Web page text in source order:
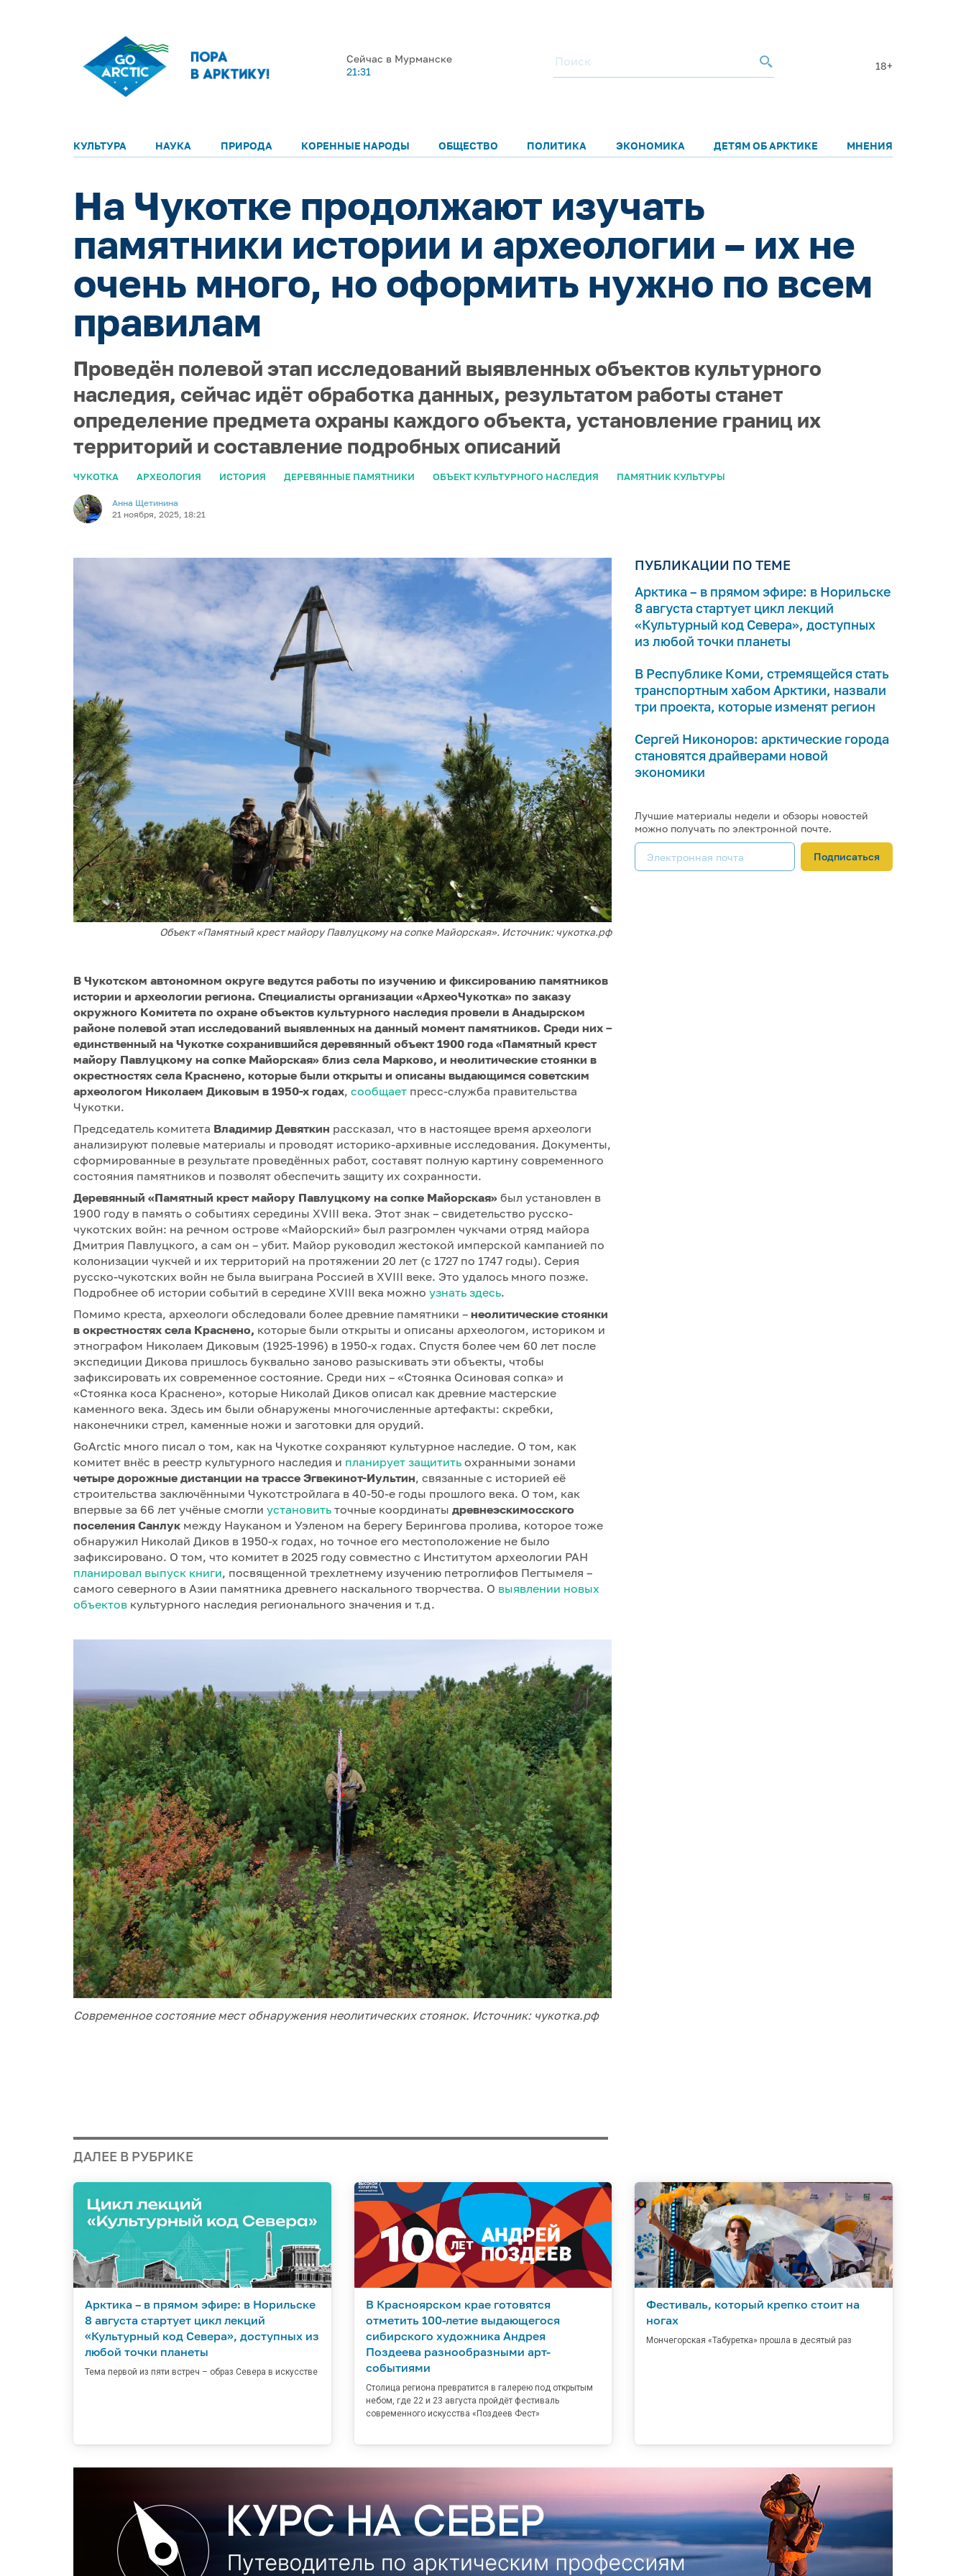
Сейчас в Мурманске
21:31
18+
КУЛЬТУРА НАУКА ПРИРОДА КОРЕННЫЕ НАРОДЫ ОБЩЕСТВО ПОЛИТИКА ЭКОНОМИКА ДЕТЯМ ОБ АРКТИКЕ МНЕНИЯ
На Чукотке продолжают изучать
памятники истории и археологии – их не
очень много, но оформить нужно по всем
правилам
Проведён полевой этап исследований выявленных объектов культурного
наследия, сейчас идёт обработка данных, результатом работы станет
определение предмета охраны каждого объекта, установление границ их
территорий и составление подробных описаний
ЧУКОТКА АРХЕОЛОГИЯ ИСТОРИЯ ДЕРЕВЯННЫЕ ПАМЯТНИКИ ОБЪЕКТ КУЛЬТУРНОГО НАСЛЕДИЯ ПАМЯТНИК КУЛЬТУРЫ
Анна Щетинина
21 ноября, 2025, 18:21
Объект «Памятный крест майору Павлуцкому на сопке Майорская». Источник: чукотка.рф
В Чукотском автономном округе ведутся работы по изучению и фиксированию памятников
истории и археологии региона. Специалисты организации «АрхеоЧукотка» по заказу
окружного Комитета по охране объектов культурного наследия провели в Анадырском
районе полевой этап исследований выявленных на данный момент памятников. Среди них –
единственный на Чукотке сохранившийся деревянный объект 1900 года «Памятный крест
майору Павлуцкому на сопке Майорская» близ села Марково, и неолитические стоянки в
окрестностях села Краснено, которые были открыты и описаны выдающимся советским
археологом Николаем Диковым в 1950-х годах, сообщает пресс-служба правительства
Чукотки.
Председатель комитета Владимир Девяткин рассказал, что в настоящее время археологи
анализируют полевые материалы и проводят историко-архивные исследования. Документы,
сформированные в результате проведённых работ, составят полную картину современного
состояния памятников и позволят обеспечить защиту их сохранности.
Деревянный «Памятный крест майору Павлуцкому на сопке Майорская» был установлен в
1900 году в память о событиях середины XVIII века. Этот знак – свидетельство русско-
чукотских войн: на речном острове «Майорский» был разгромлен чукчами отряд майора
Дмитрия Павлуцкого, а сам он – убит. Майор руководил жестокой имперской кампанией по
колонизации чукчей и их территорий на протяжении 20 лет (с 1727 по 1747 годы). Серия
русско-чукотских войн не была выиграна Россией в XVIII веке. Это удалось много позже.
Подробнее об истории событий в середине XVIII века можно узнать здесь.
Помимо креста, археологи обследовали более древние памятники – неолитические стоянки
в окрестностях села Краснено, которые были открыты и описаны археологом, историком и
этнографом Николаем Диковым (1925-1996) в 1950-х годах. Спустя более чем 60 лет после
экспедиции Дикова пришлось буквально заново разыскивать эти объекты, чтобы
зафиксировать их современное состояние. Среди них – «Стоянка Осиновая сопка» и
«Стоянка коса Краснено», которые Николай Диков описал как древние мастерские
каменного века. Здесь им были обнаружены многочисленные артефакты: скребки,
наконечники стрел, каменные ножи и заготовки для орудий.
GoArctic много писал о том, как на Чукотке сохраняют культурное наследие. О том, как
комитет внёс в реестр культурного наследия и планирует защитить охранными зонами
четыре дорожные дистанции на трассе Эгвекинот-Иультин, связанные с историей её
строительства заключёнными Чукотстройлага в 40-50-е годы прошлого века. О том, как
впервые за 66 лет учёные смогли установить точные координаты древнеэскимосского
поселения Санлук между Науканом и Уэленом на берегу Берингова пролива, которое тоже
обнаружил Николай Диков в 1950-х годах, но точное его местоположение не было
зафиксировано. О том, что комитет в 2025 году совместно с Институтом археологии РАН
планировал выпуск книги, посвященной трехлетнему изучению петроглифов Пегтымеля –
самого северного в Азии памятника древнего наскального творчества. О выявлении новых
объектов культурного наследия регионального значения и т.д.
Современное состояние мест обнаружения неолитических стоянок. Источник: чукотка.рф
ПУБЛИКАЦИИ ПО ТЕМЕ
Арктика – в прямом эфире: в Норильске
8 августа стартует цикл лекций
«Культурный код Севера», доступных
из любой точки планеты
В Республике Коми, стремящейся стать
транспортным хабом Арктики, назвали
три проекта, которые изменят регион
Сергей Никоноров: арктические города
становятся драйверами новой
экономики
Лучшие материалы недели и обзоры новостей
можно получать по электронной почте.
Подписаться
ДАЛЕЕ В РУБРИКЕ
Арктика – в прямом эфире: в Норильске
8 августа стартует цикл лекций
«Культурный код Севера», доступных из
любой точки планеты
Тема первой из пяти встреч – образ Севера в искусстве
В Красноярском крае готовятся
отметить 100-летие выдающегося
сибирского художника Андрея
Поздеева разнообразными арт-
событиями
Столица региона превратится в галерею под открытым
небом, где 22 и 23 августа пройдёт фестиваль
современного искусства «Поздеев Фест»
Фестиваль, который крепко стоит на
ногах
Мончегорская «Табуретка» прошла в десятый раз